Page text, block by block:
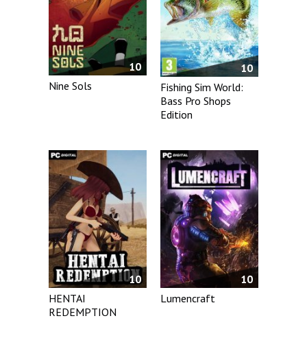
10
Nine Sols
10
Fishing Sim World:
Bass Pro Shops
Edition
10
HENTAI
REDEMPTION
10
Lumencraft